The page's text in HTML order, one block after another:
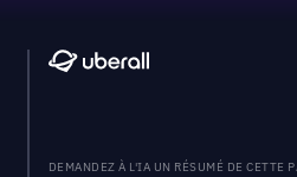
DEMANDEZ À L'IA UN RÉSUMÉ DE CETTE